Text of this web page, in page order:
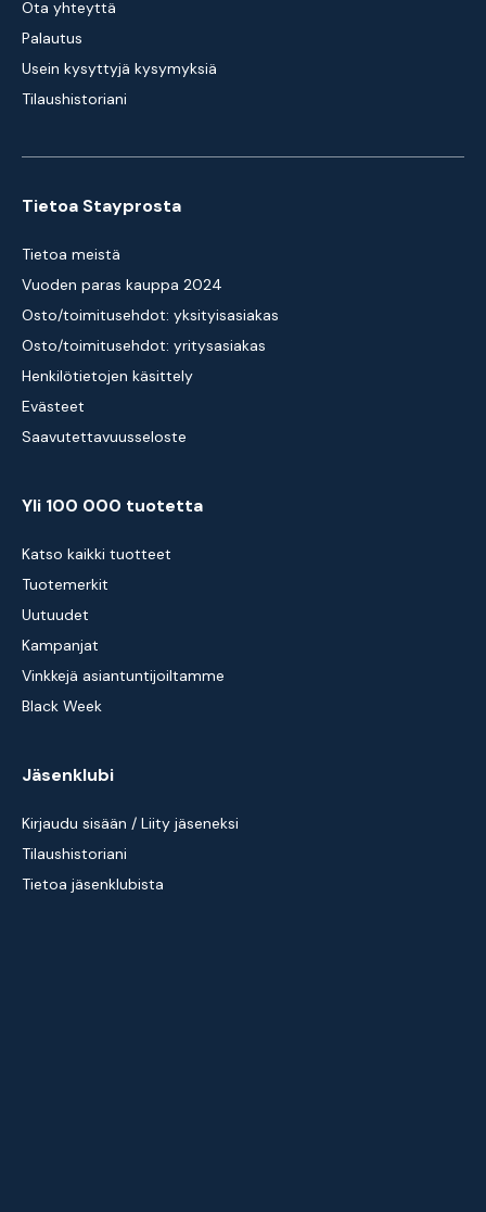
Ota yhteyttä
Palautus
Usein kysyttyjä kysymyksiä
Tilaushistoriani
Tietoa Stayprosta
Tietoa meistä
Vuoden paras kauppa 2024
Osto/toimitusehdot: yksityisasiakas
Osto/toimitusehdot: yritysasiakas
Henkilötietojen käsittely
Evästeet
Saavutettavuusseloste
Yli 100 000 tuotetta
Katso kaikki tuotteet
Tuotemerkit
Uutuudet
Kampanjat
Vinkkejä asiantuntijoiltamme
Black Week
Jäsenklubi
Kirjaudu sisään / Liity jäseneksi
Tilaushistoriani
Tietoa jäsenklubista